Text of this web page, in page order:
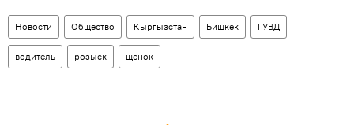
Новости Общество Кыргызстан Бишкек ГУВД
водитель розыск щенок